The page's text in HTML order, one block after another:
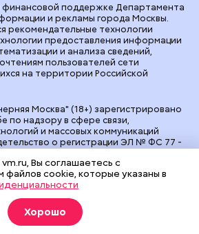
Москва" (18+) зарегистрировано
по надзору в сфере связи,
и массовых коммуникаций
о регистрации ЭЛ № ФС 77 -
редакторvm.ru: Александр
Адрес редакции: 127015, г.Москва,
стр. 2. Телефон:+7(499)557-04-24
. Почта для связи с редакцией сайта:
финансовой поддержке Департамента
и рекламы города Москвы.
рекомендательные технологии
предоставления информации
и анализа сведений,
пользователей сети
на территории Российской
Вы соглашаетесь с
файлов cookie, которые указаны в
Хорошо